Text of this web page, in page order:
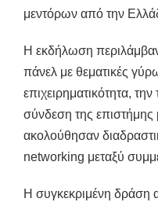
μεντόρων από την
Η εκδήλωση
πάνελ με θεματικές
επιχειρηματικότητα,
σύνδεση της επιστήμης
ακολούθησαν
networking μεταξύ
Η συγκεκριμένη δράση